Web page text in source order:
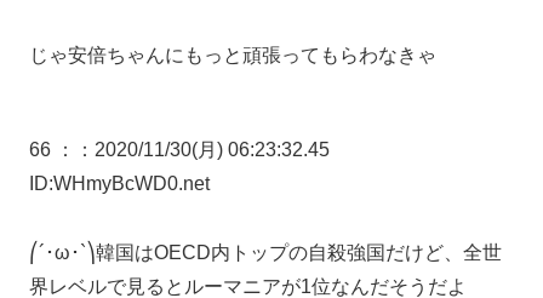
じゃ安倍ちゃんにもっと頑張ってもらわなきゃ
66 ：
：2020/11/30(月) 06:23:32.45
ID:WHmyBcWD0.net
⎛´･ω･`⎞韓国はOECD内トップの自殺強国だけど、全世
界レベルで見るとルーマニアが1位なんだそうだよ